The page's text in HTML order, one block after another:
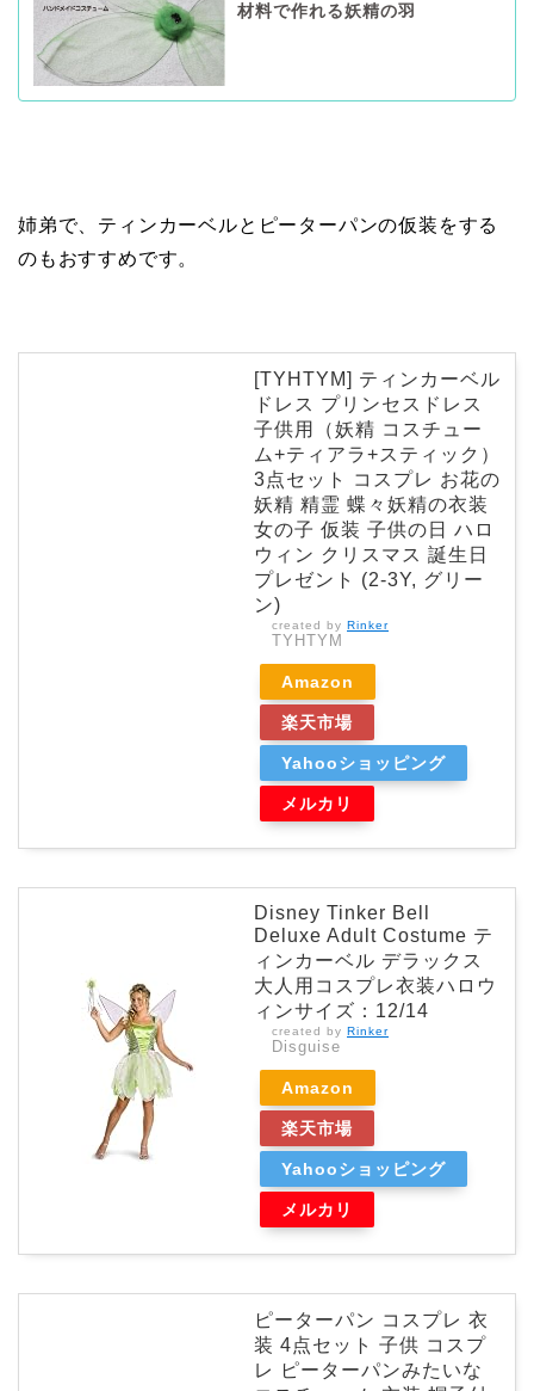
材料で作れる妖精の羽
姉弟で、ティンカーベルとピーターパンの仮装をする
のもおすすめです。
[TYHTYM] ティンカーベル
ドレス プリンセスドレス
子供用（妖精 コスチュー
ム+ティアラ+スティック）
3点セット コスプレ お花の
妖精 精霊 蝶々妖精の衣装
女の子 仮装 子供の日 ハロ
ウィン クリスマス 誕生日
プレゼント (2-3Y, グリー
ン)
created by Rinker
TYHTYM
Amazon
楽天市場
Yahooショッピング
メルカリ
Disney Tinker Bell
Deluxe Adult Costume テ
ィンカーベル デラックス
大人用コスプレ衣装ハロウ
ィンサイズ：12/14
created by Rinker
Disguise
Amazon
楽天市場
Yahooショッピング
メルカリ
ピーターパン コスプレ 衣
装 4点セット 子供 コスプ
レ ピーターパンみたいな